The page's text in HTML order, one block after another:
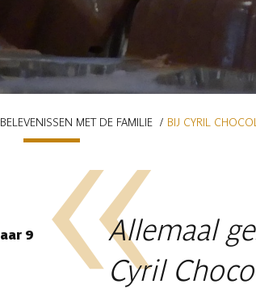
BELEVENISSEN MET DE FAMILIE BIJ CYRIL
9
Allemaal
Cyril